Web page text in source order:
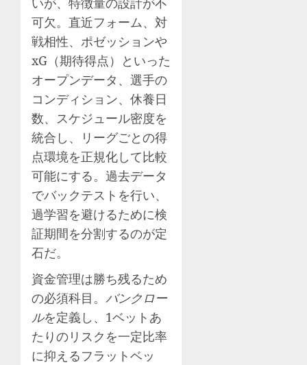
可欠。直近フォーム、対
戦相性、ポゼッションや
xG（期待得点）といった
オープンデータ、選手の
コンディション、休養日
数、スケジュール密度を
統合し、リーグごとの得
点環境を正規化して比較
可能にする。過去データ
でバックテストを行い、
過学習を避けるために検
証期間を分割するのが定
石だ。
資金管理は勝ち残るため
の必須科目。 バンクロー
ルを定義し、1ベットあ
たりのリスクを一定比率
に抑えるフラットベッ